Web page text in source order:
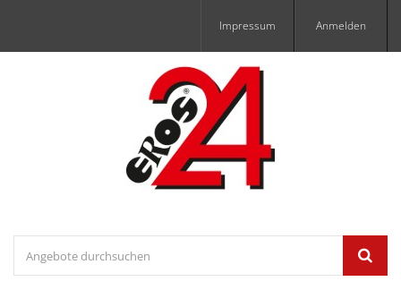
Anmelden
Impressum